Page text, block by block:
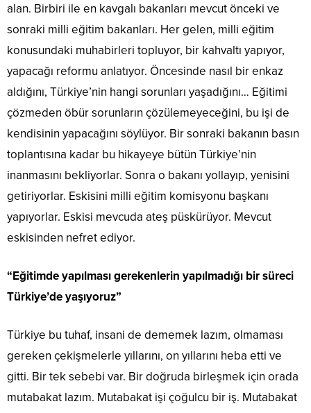
alan. Birbiri ile en kavgalı bakanları mevcut önceki ve
sonraki milli eğitim bakanları. Her gelen, milli eğitim
konusundaki muhabirleri topluyor, bir kahvaltı yapıyor,
yapacağı reformu anlatıyor. Öncesinde nasıl bir enkaz
aldığını, Türkiye’nin hangi sorunları yaşadığını… Eğitimi
çözmeden öbür sorunların çözülemeyeceğini, bu işi de
kendisinin yapacağını söylüyor. Bir sonraki bakanın basın
toplantısına kadar bu hikayeye bütün Türkiye’nin
inanmasını bekliyorlar. Sonra o bakanı yollayıp, yenisini
getiriyorlar. Eskisini milli eğitim komisyonu başkanı
yapıyorlar. Eskisi mevcuda ateş püskürüyor. Mevcut
eskisinden nefret ediyor.
“Eğitimde yapılması gerekenlerin yapılmadığı bir süreci
Türkiye’de yaşıyoruz”
Türkiye bu tuhaf, insani de dememek lazım, olmaması
gereken çekişmelerle yıllarını, on yıllarını heba etti ve
gitti. Bir tek sebebi var. Bir doğruda birleşmek için orada
mutabakat lazım. Mutabakat işi çoğulcu bir iş. Mutabakat